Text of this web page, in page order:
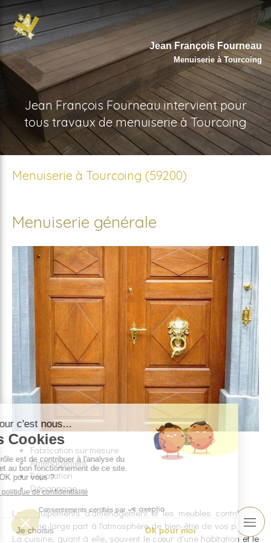
Jean François Fourneau
Menuiserie à Tourcoing
Jean François Fourneau intervient pour
tous travaux de menuiserie à Tourcoing
Menuiserie à Tourcoing (59200)
Menuiserie générale
Fabrication sur mesure
Aménagement
Réparation
Dépannage
Les équipements d'aménagement et les meubles contribuent
pour une large part à l'atmosphère de bien-être de vos pièces.
La cuisine, quant à elle, souvent le cœur d'une habitation et le